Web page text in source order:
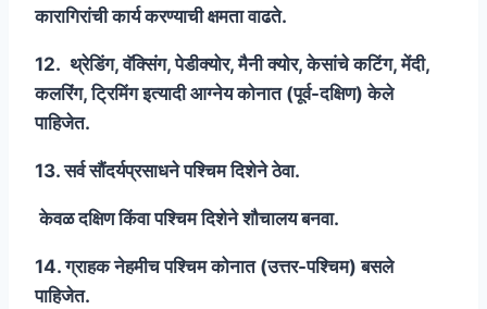
कारागिरांची कार्य करण्याची क्षमता वाढते.
12. थ्रेडिंग, वॅक्सिंग, पेडीक्योर, मैनी क्योर, केसांचे कटिंग, मेंदी,
कलरिंग, ट्रिमिंग इत्यादी आग्नेय कोनात (पूर्व-दक्षिण) केले
पाहिजेत.
13. सर्व सौंदर्यप्रसाधने पश्चिम दिशेने ठेवा.
केवळ दक्षिण किंवा पश्चिम दिशेने शौचालय बनवा.
14. ग्राहक नेहमीच पश्चिम कोनात (उत्तर-पश्चिम) बसले
पाहिजेत.